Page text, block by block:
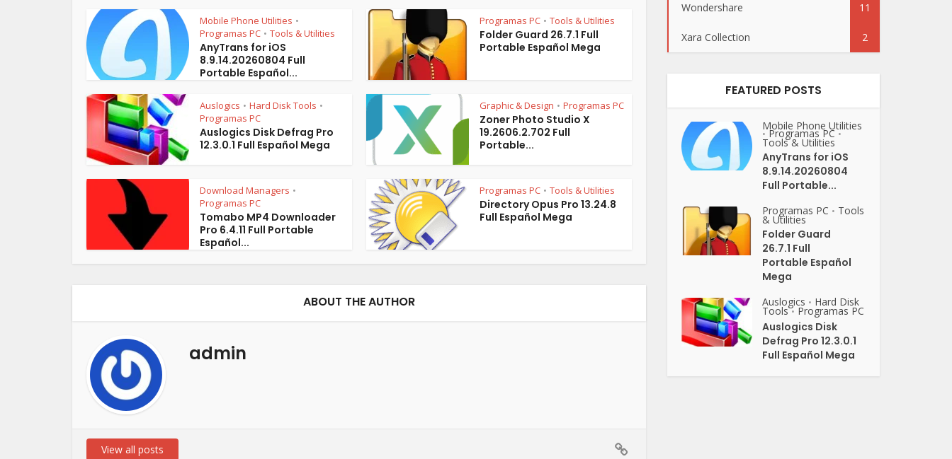
Mobile Phone Utilities •
Programas PC • Tools & Utilities
AnyTrans for iOS
8.9.14.20260804 Full
Portable Español...
Programas PC • Tools & Utilities
Folder Guard 26.7.1 Full
Portable Español Mega
Auslogics • Hard Disk Tools •
Programas PC
Auslogics Disk Defrag Pro
12.3.0.1 Full Español Mega
Graphic & Design • Programas PC
Zoner Photo Studio X
19.2606.2.702 Full
Portable...
Download Managers •
Programas PC
Tomabo MP4 Downloader
Pro 6.4.11 Full Portable
Español...
Programas PC • Tools & Utilities
Directory Opus Pro 13.24.8
Full Español Mega
ABOUT THE AUTHOR
admin
View all posts
Wondershare 11
Xara Collection 2
FEATURED POSTS
Mobile Phone Utilities
• Programas PC •
Tools & Utilities
AnyTrans for iOS
8.9.14.20260804
Full Portable...
Programas PC • Tools
& Utilities
Folder Guard
26.7.1 Full
Portable Español
Mega
Auslogics • Hard Disk
Tools • Programas PC
Auslogics Disk
Defrag Pro 12.3.0.1
Full Español Mega